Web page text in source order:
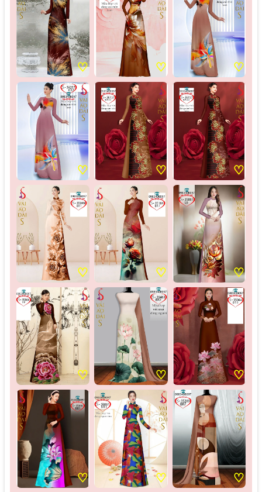
♡ ♡ ♡
♡ ♡ ♡
♡ ♡ ♡
♡ ♡ ♡
♡ ♡ ♡